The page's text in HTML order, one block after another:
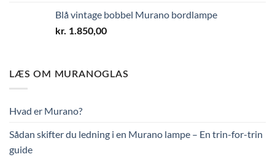
Blå vintage bobbel Murano bordlampe
kr. 1.850,00
LÆS OM MURANOGLAS
Hvad er Murano?
Sådan skifter du ledning i en Murano lampe – En trin-for-trin
guide